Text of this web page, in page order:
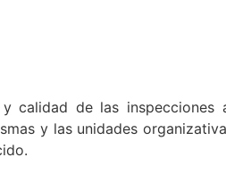
calidad de las
y las unidades